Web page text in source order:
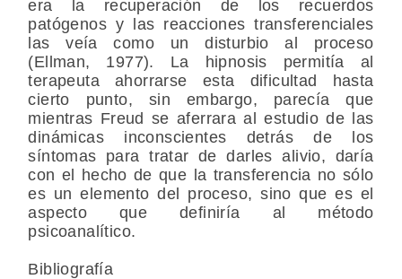
era la recuperación de los recuerdos
patógenos y las reacciones transferenciales
las veía como un disturbio al proceso
(Ellman, 1977). La hipnosis permitía al
terapeuta ahorrarse esta dificultad hasta
cierto punto, sin embargo, parecía que
mientras Freud se aferrara al estudio de las
dinámicas inconscientes detrás de los
síntomas para tratar de darles alivio, daría
con el hecho de que la transferencia no sólo
es un elemento del proceso, sino que es el
aspecto que definiría al método
psicoanalítico.
Bibliografía